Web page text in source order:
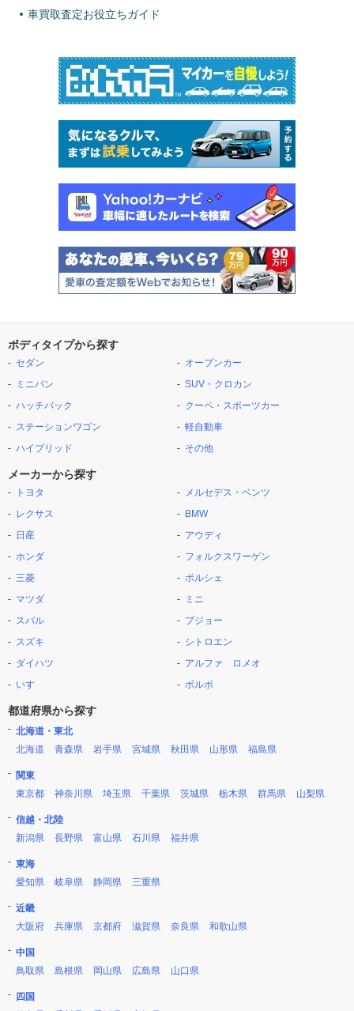
車買取査定お役立ちガイド
ボディタイプから探す
セダン
ミニバン
ハッチバック
ステーションワゴン
ハイブリッド
オープンカー
SUV・クロカン
クーペ・スポーツカー
軽自動車
その他
メーカーから探す
トヨタ
レクサス
日産
ホンダ
三菱
マツダ
スバル
スズキ
ダイハツ
いすゞ
メルセデス・ベンツ
BMW
アウディ
フォルクスワーゲン
ポルシェ
ミニ
プジョー
シトロエン
アルファ ロメオ
ボルボ
都道府県から探す
北海道・東北
北海道
青森県 岩手県 宮城県 秋田県 山形県 福島県
関東
東京都
神奈川県 埼玉県 千葉県 茨城県 栃木県 群馬県 山梨県
信越・北陸
新潟県
長野県 富山県 石川県 福井県
東海
愛知県
岐阜県 静岡県 三重県
近畿
大阪府
兵庫県 京都府 滋賀県 奈良県 和歌山県
中国
鳥取県
島根県 岡山県 広島県 山口県
四国